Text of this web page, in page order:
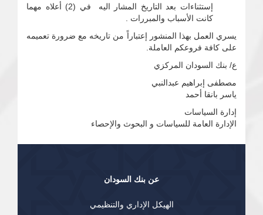
إستثناءات بعد التاريخ المشار اليه في (2) أعلاه مهما
كانت الأسباب والمبررات .
يسري العمل بهذا المنشور إعتباراً من تاريخه مع ضرورة تعميمه
على كافة فروعكم العاملة.
ع/ بنك السودان المركزي
مصطفى إبراهيم عبدالنبي
ياسر بانقا أحمد
إدارة السياسات
الإدارة العامة للسياسات و البحوث والإحصاء
عن بنك السودان
الهيكل الإداري والتنظيمي